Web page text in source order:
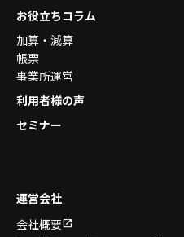
お役立ちコラム
加算・減算
帳票
事業所運営
利用者様の声
セミナー
運営会社
会社概要